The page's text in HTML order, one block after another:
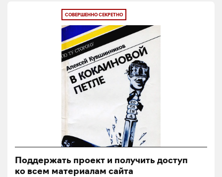
СОВЕРШЕННО СЕКРЕТНО
Поддержать проект и получить доступ
ко всем материалам сайта